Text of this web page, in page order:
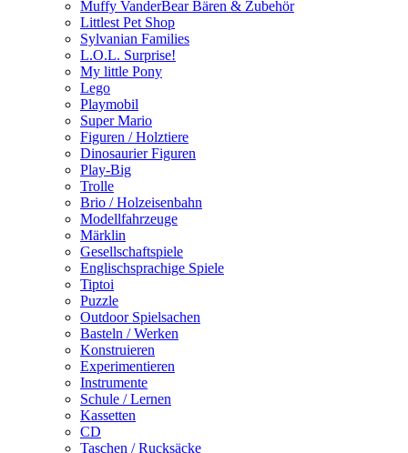
Muffy VanderBear Bären & Zubehör
Littlest Pet Shop
Sylvanian Families
L.O.L. Surprise!
My little Pony
Lego
Playmobil
Super Mario
Figuren / Holztiere
Dinosaurier Figuren
Play-Big
Trolle
Brio / Holzeisenbahn
Modellfahrzeuge
Märklin
Gesellschaftspiele
Englischsprachige Spiele
Tiptoi
Puzzle
Outdoor Spielsachen
Basteln / Werken
Konstruieren
Experimentieren
Instrumente
Schule / Lernen
Kassetten
CD
Taschen / Rucksäcke